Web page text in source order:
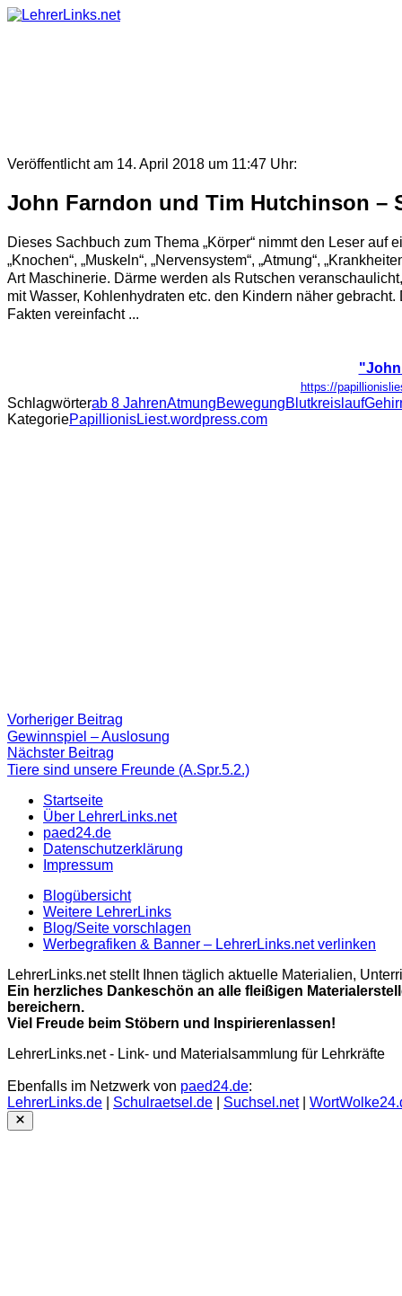
Skip
Veröffentlicht am 14. April 2018 um 11:47 Uhr:
John Farndon und Tim Hutchinson –
Dieses Sachbuch zum Thema „Körper“ nimmt den Leser auf
„Knochen“, „Muskeln“, „Nervensystem“, „Atmung“,
Art Maschinerie. Därme werden als Rutschen
mit Wasser, Kohlenhydraten etc. den Kindern näher
Fakten vereinfacht ...
https://
Schlagwörterab 8 JahrenAtmungBewegungBlutkreislauf
KategoriePapillionisLiest.wordpress.com
Beitragsnavigation
Vorheriger Beitrag
Beitrag:
Gewinnspiel – Auslosung
Nächster Beitrag
Beitrag
Tiere sind unsere Freunde (A.Spr.5.2.)
Startseite
Über LehrerLinks.net
paed24.de
Datenschutzerklärung
Impressum
Blogübersicht
Weitere LehrerLinks
Blog/Seite vorschlagen
Werbegrafiken & Banner – LehrerLinks.net verlinken
LehrerLinks.net stellt Ihnen täglich aktuelle Materialien,
Ein herzliches Dankeschön an alle fleißigen
bereichern.
Viel Freude beim Stöbern und Inspirierenlassen!
LehrerLinks.net - Link- und Materialsammlung für Lehrkräfte
Ebenfalls im Netzwerk von paed24.de:
LehrerLinks.de
Schulraetsel.de Suchsel.net|
Close